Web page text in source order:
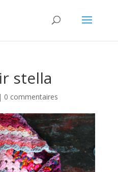
stella
| 0 commentaires